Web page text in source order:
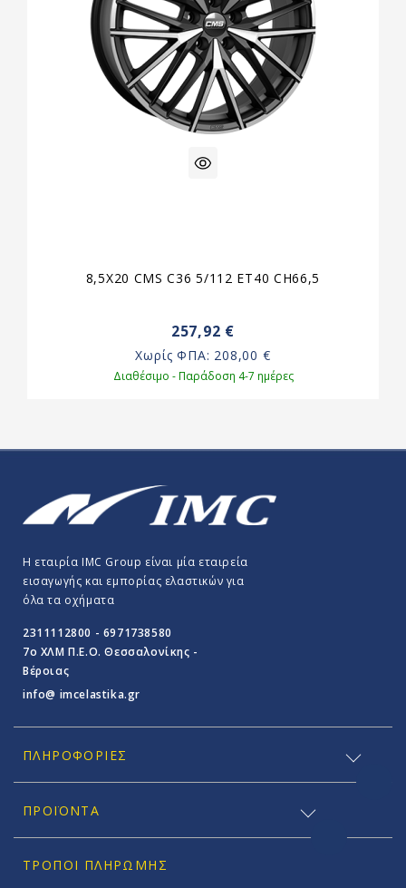
8,5X20 CMS C36 5/112 ET40 CH66,5
257,92 €
Χωρίς ΦΠΑ: 208,00 €
Διαθέσιμο - Παράδοση 4-7 ημέρες
Η εταιρία IMC Group είναι μία εταιρεία
εισαγωγής και εμπορίας ελαστικών για
όλα τα οχήματα
2311112800 - 6971738580
7o ΧΛΜ Π.E.O. Θεσσαλονίκης -
Βέροιας
info@ imcelastika.gr
ΠΛΗΡΟΦΟΡΊΕΣ
ΠΡΟΪΟΝΤΑ
ΤΡΌΠΟΙ ΠΛΗΡΩΜΉΣ